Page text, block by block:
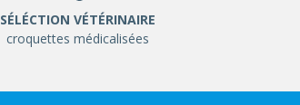
SÉLÉCTION VÉTÉRINAIRE
croquettes médicalisées